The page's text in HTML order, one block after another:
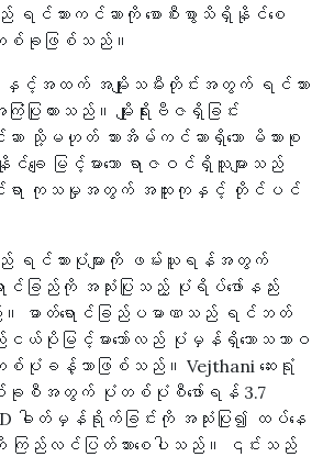
ရင်သားကင်ဆာကို စောစီးစွာသိရှိနိုင်စေ
တစ်ခုဖြစ်သည်။
င့်အထက် အမျိုးသမီးတိုင်းအတွက် ရင်သား
ပြုထားသည်။ မျိုးရိုးဗီဇရှိခြင်း
သို့မဟုတ် သားအိမ်ကင်ဆာရှိသော မိသားစု
င်ချေ မြင့်မားသော ရာဇဝင်ရှိသူများသည်
က်ဆိုင်ရာ ကုသမှုအတွက် အထူးကုနှင့် တိုင်ပင်
ရင်သားပုံများကို ဖမ်းယူရန်အတွက်
ောင်ခြည်ကို အသုံးပြုသည့် ပုံရိပ်ဖော်နည်း
ဓာတ်ရောင်ခြည်ပမာဏသည် ရင်ဘတ်
ပိုမြင့်မားသော်လည် ပုံမှန်ရှိသောသဘာဝ
တစ်ပုံခန့်သာဖြစ်သည်။ Vejthani ဆေးရုံ
စ်ခုစီအတွက် ပုံတစ်ပုံစီဖော်ရန် 3.7
ဓါတ်မှန်ရိုက်ခြင်းကို အသုံးပြု၍ ထပ်နေ
းကို ကြည်လင်ပြတ်သားစေပါသည်။ ၎င်းသည်